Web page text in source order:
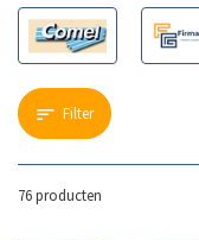
Filter
76 producten